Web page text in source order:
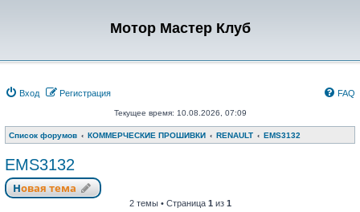
Мотор Мастер Клуб
Вход Регистрация FAQ
Текущее время: 10.08.2026, 07:09
Список форумов КОММЕРЧЕСКИЕ ПРОШИВКИ RENAULT EMS3132
EMS3132
Новая тема
2 темы • Страница 1 из 1